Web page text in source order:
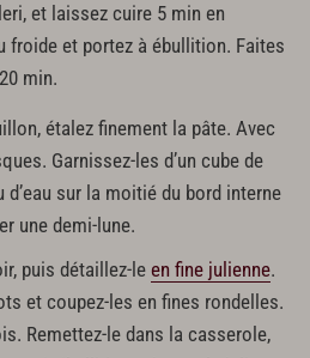
et laissez cuire 5 min en
froide et portez à ébullition. Faites
min.
étalez finement la pâte. Avec
Garnissez-les d’un cube de
sur la moitié du bord interne
une demi-lune.
puis détaillez-le en fine julienne.
et coupez-les en fines rondelles.
Remettez-le dans la casserole,